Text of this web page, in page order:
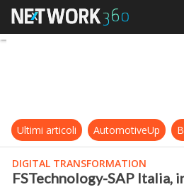
Ultimi articoli AutomotiveUp
DIGITAL TRANSFORMATION
FSTechnology-SAP Italia,